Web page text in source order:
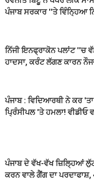
ਪੰਜਾਬ ਸਰਕਾਰ ''ਤੇ ਵਿੰਨ੍ਹਿਆ
ਨਿੱਜੀ ਇਨਫ੍ਰਾਕੋਨ ਪਲਾਂਟ ''ਚ
ਹਾਦਸਾ, ਕਰੰਟ ਲੱਗਣ ਕਾਰਨ
ਪੰਜਾਬ : ਵਿਦਿਆਰਥੀ ਨੇ ਕਰ 'ਤਾ
ਪ੍ਰਿੰਸੀਪਲ 'ਤੇ ਹਮਲਾ! ਵੀਡੀਓ
ਪੰਜਾਬ ਦੇ ਵੱਖ-ਵੱਖ ਜ਼ਿਲ੍ਹਿਆਂ
ਕਰਨ ਵਾਲੇ ਗੈਂਗ ਦਾ